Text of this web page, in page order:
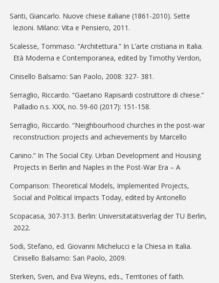
Santi, Giancarlo. Nuove chiese italiane (1861-2010). Sette
lezioni. Milano: Vita e Pensiero, 2011.
Scalesse, Tommaso. “Architettura.” In L’arte cristiana in Italia.
Età Moderna e Contemporanea, edited by Timothy Verdon,
Cinisello Balsamo: San Paolo, 2008: 327- 381.
Serraglio, Riccardo. “Gaetano Rapisardi costruttore di chiese.”
Palladio n.s. XXX, no. 59-60 (2017): 151-158.
Serraglio, Riccardo. “Neighbourhood churches in the post-war
reconstruction: projects and achievements by Marcello
Canino.” In The Social City. Urban Development and Housing
Projects in Berlin and Naples in the Post-War Era – A
Comparison: Theoretical Models, Implemented Projects,
Social and Political Impacts Today, edited by Antonello
Scopacasa, 307-313. Berlin: Universitatätsverlag der TU Berlin,
2022.
Sodi, Stefano, ed. Giovanni Michelucci e la Chiesa in Italia.
Cinisello Balsamo: San Paolo, 2009.
Sterken, Sven, and Eva Weyns, eds., Territories of faith.